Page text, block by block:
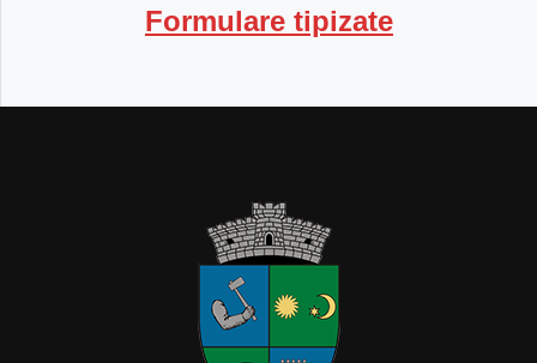
Formulare tipizate